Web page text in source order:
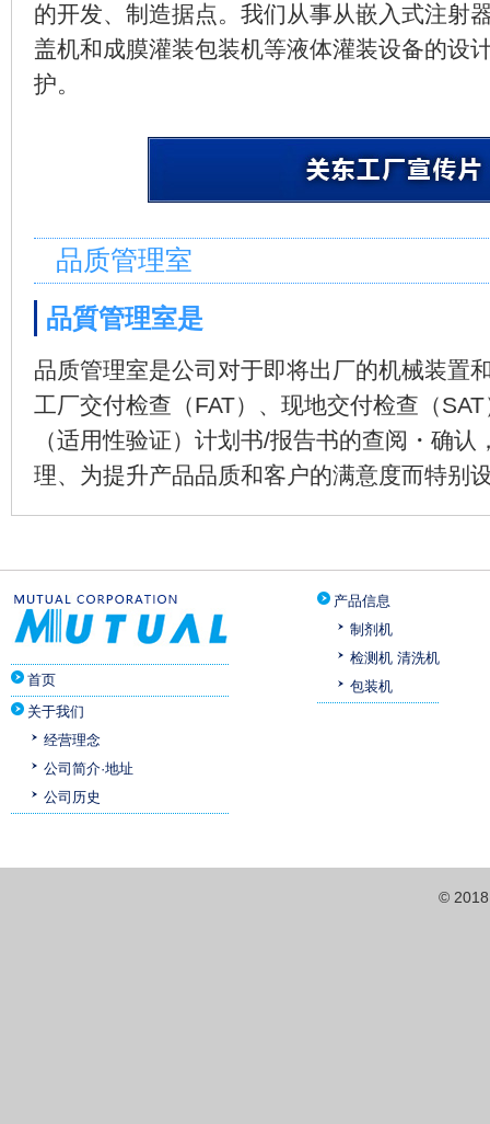
的开发、制造据点。我们从事从嵌入式注射
盖机和成膜灌装包装机等液体灌装设备的设
护。
品质管理室
品質管理室是
品质管理室是公司对于即将出厂的机械装置
工厂交付检查（FAT）、现地交付检查（
（适用性验证）计划书/报告书的查阅・确
理、为提升产品品质和客户的满意度而特别
首页
关于我们
经营理念
公司简介·地址
公司历史
产品信息
制剂机
检测机 清洗机
包装机
© 2018